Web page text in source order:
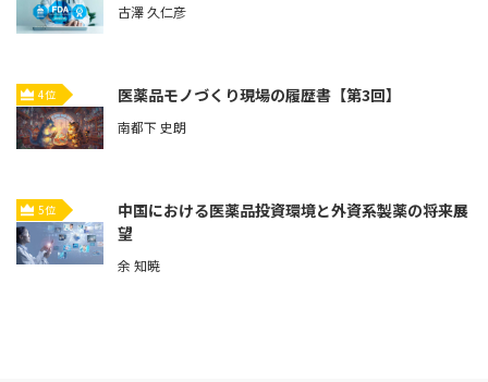
古澤 久仁彦
4位 医薬品モノづくり現場の履歴書【第3回】
南都下 史朗
5位
中国における医薬品投資環境と外資系製薬の将来展
望
余 知暁